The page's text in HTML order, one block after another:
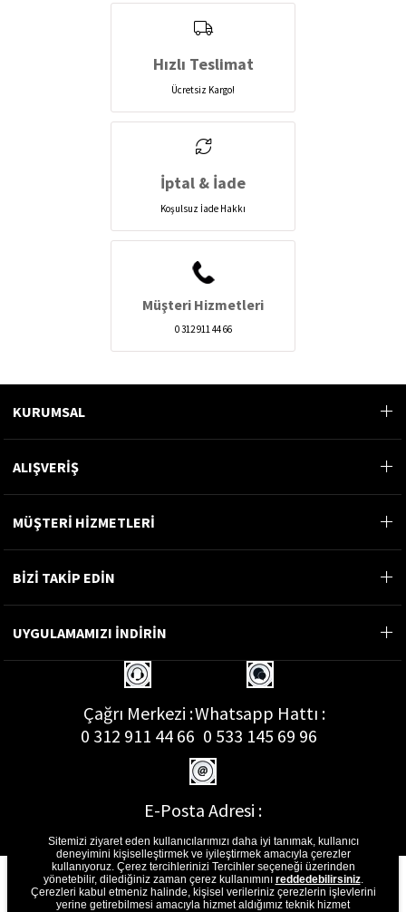
Hızlı Teslimat
Ücretsiz Kargo!
İptal & İade
Koşulsuz İade Hakkı
Müşteri Hizmetleri
0 312 911 44 66
KURUMSAL
ALIŞVERİŞ
MÜŞTERİ HİZMETLERİ
BİZİ TAKİP EDİN
UYGULAMAMIZI İNDİRİN
Çağrı Merkezi :
0 312 911 44 66
Whatsapp Hattı :
0 533 145 69 96
E-Posta Adresi :
musterihizmetleri@gon.com.tr
Sitemizi ziyaret eden kullanıcılarımızı daha iyi tanımak, kullanıcı
deneyimini kişiselleştirmek ve iyileştirmek amacıyla çerezler
kullanıyoruz. Çerez tercihlerinizi Tercihler seçeneği üzerinden
yönetebilir, dilediğiniz zaman çerez kullanımını reddedebilirsiniz.
Çerezleri kabul etmeniz halinde, kişisel verileriniz çerezlerin işlevlerini
yerine getirebilmesi amacıyla hizmet aldığımız teknik hizmet